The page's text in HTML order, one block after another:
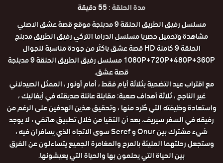
مدة الحلقة :55 دقيقة
مسلسل رفيق الطريق الحلقة 9 مدبلجة موقع قصة عشق الاصلي
مشاهدة وتحميل حصريا مسلسل الدراما التركي رفيق الطريق مدبلج
الحلقة 9 كاملة HD قصة عشق باكثر من جودة مناسبة للجوال
1080P+720P+480P+360P مسلسل رفيق الطريق الحلقة 9 مدبلجة
قصة عشق.
مع اقتراب عيد التضحية بثلاثة أيام فقط ، أمام أونور ، الممثل الصيدلاني
غير الناجح ، ثلاثة أهداف صعبة: مقابلة عائلة صديقته في أيفاليك ،
واستعادة وظيفته التي طُرد منها ، وتحقيق هذين الهدفين على الرغم من
رفيقه في السفر سيريف. بعد أن التقيا من خلال تطبيق هاتفي ، لا يوجد
شيء مشترك بين Onur و Seref سوى الاتجاه الذي يسافران فيه ،
وستجعل رحلتهما المليئة بالمرح والمغامرة الجميع يتساءلون عن الفرق
بين الحياة التي يحلمون بها والحياة التي يعيشونها.